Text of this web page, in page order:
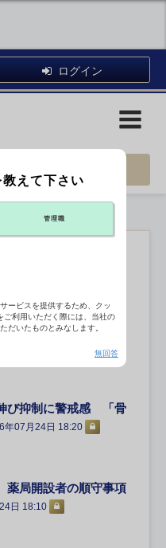
ログイン
源 診療報酬とは別途
予算編成に向け枠組み
び抑制に警戒感 「骨
年07月24日 18:20
局開設者の順守事項
日 18:10
えて下さい
管理職
ービスを提供するため、クッ
ご利用いただく際には、当社の
だいたものとみなします。
無回答